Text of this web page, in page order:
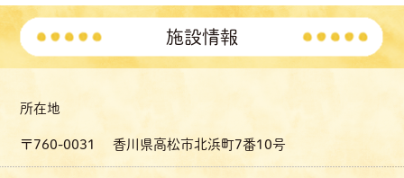
施設情報
所在地
〒760-0031 香川県高松市北浜町7番10号